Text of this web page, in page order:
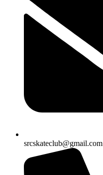
srcskateclub@gmail.com